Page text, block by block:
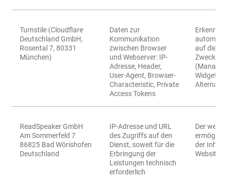
Turnstile (Cloudflare
Deutschland GmbH,
Rosental 7, 80331
München)
Daten zur
Kommunikation
zwischen Browser
und Webserver: IP-
Adresse, Header,
User-Agent, Browser-
Characteristic, Private
Access Tokens
auf die
Zweck
Widget -
ReadSpeaker GmbH
Am Sommerfeld 7
86825 Bad Wörishofen
Deutschland
IP-Adresse und URL
des Zugriffs auf den
Dienst, soweit für die
Erbringung der
Leistungen technisch
erforderlich
Der
der
Website.